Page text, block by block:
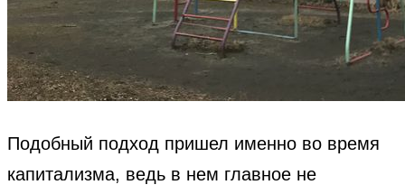
Подобный подход пришел именно во время
капитализма, ведь в нем главное не